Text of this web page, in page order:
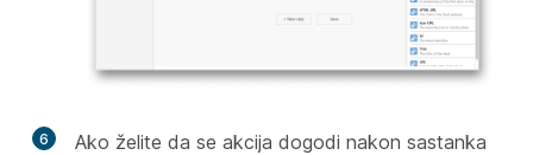
6
Ako želite da se akcija dogodi nakon sastanka